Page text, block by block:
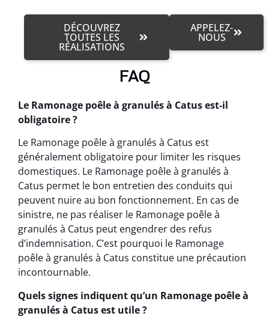
DÉCOUVREZ
TOUTES LES
RÉALISATIONS
APPELEZ-
NOUS
FAQ
Le Ramonage poêle à granulés à Catus est-il
obligatoire ?
Le Ramonage poêle à granulés à Catus est
généralement obligatoire pour limiter les risques
domestiques. Le Ramonage poêle à granulés à
Catus permet le bon entretien des conduits qui
peuvent nuire au bon fonctionnement. En cas de
sinistre, ne pas réaliser le Ramonage poêle à
granulés à Catus peut engendrer des refus
d’indemnisation. C’est pourquoi le Ramonage
poêle à granulés à Catus constitue une précaution
incontournable.
Quels signes indiquent qu’un Ramonage poêle à
granulés à Catus est utile ?